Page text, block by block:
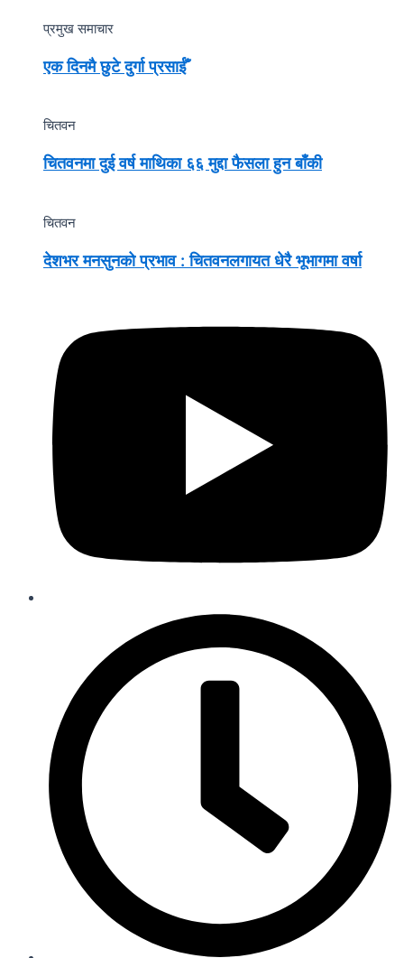
प्रमुख समाचार
एक दिनमै छुटे दुर्गा प्रसाईँ
चितवन
चितवनमा दुई वर्ष माथिका ६६ मुद्दा फैसला हुन बाँकी
चितवन
देशभर मनसुनको प्रभाव : चितवनलगायत धेरै भूभागमा वर्षा